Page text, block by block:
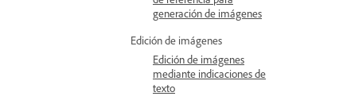
generación de imágenes
Edición de imágenes
Edición de imágenes
mediante indicaciones de
texto